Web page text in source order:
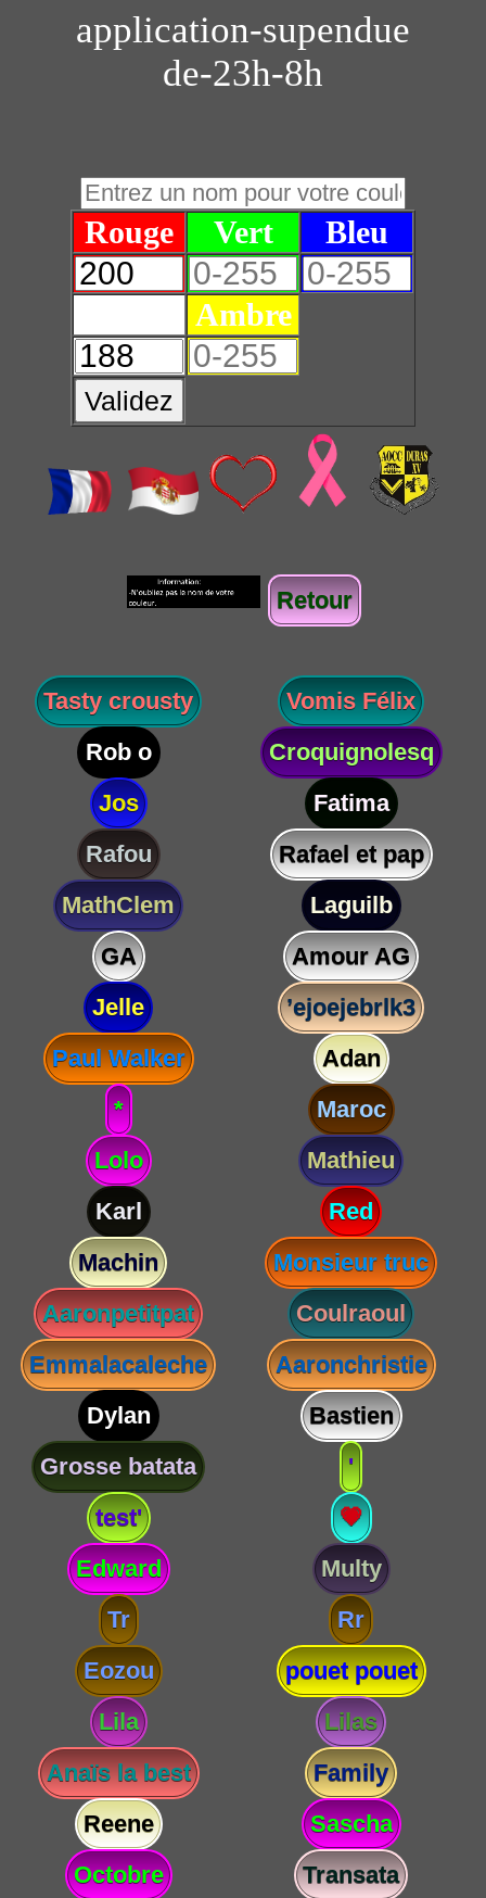
application-supendue
de-23h-8h
Rouge Vert Bleu
Ambre
Validez
Retour
Tasty crousty
Vomis Félix
Rob o
Croquignolesq
Jos
Fatima
Rafou
Rafael et pap
MathClem
Laguilb
GA
Amour AG
Jelle
’ejoejebrlk3
Paul Walker
Adan
*
Maroc
Lolo
Mathieu
Karl
Red
Machin
Monsieur truc
Aaronpetitpat
Coulraoul
Emmalacaleche
Aaronchristie
Dylan
Bastien
Grosse batata
'
test'
💗
Edward
Multy
Tr
Rr
Eozou
pouet pouet
Lila
Lilas
Anaïs la best
Family
Reene
Sascha
Octobre
Transata